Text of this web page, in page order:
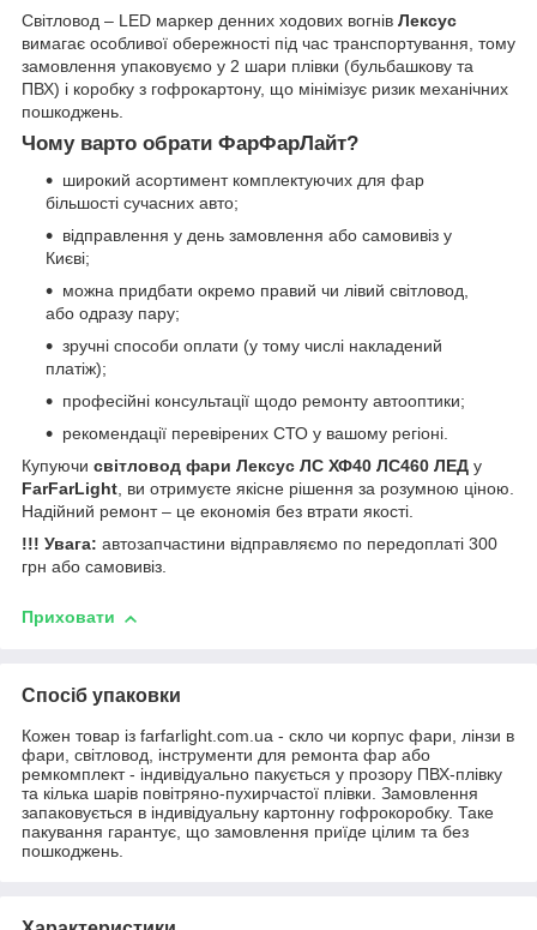
Світловод – LED маркер денних ходових вогнів Лексус
вимагає особливої обережності під час транспортування, тому
замовлення упаковуємо у 2 шари плівки (бульбашкову та
ПВХ) і коробку з гофрокартону, що мінімізує ризик механічних
пошкоджень.
Чому варто обрати ФарФарЛайт?
широкий асортимент комплектуючих для фар
більшості сучасних авто;
відправлення у день замовлення або самовивіз у
Києві;
можна придбати окремо правий чи лівий світловод,
або одразу пару;
зручні способи оплати (у тому числі накладений
платіж);
професійні консультації щодо ремонту автооптики;
рекомендації перевірених СТО у вашому регіоні.
Купуючи світловод фари Лексус ЛС ХФ40 ЛС460 ЛЕД у
FarFarLight, ви отримуєте якісне рішення за розумною ціною.
Надійний ремонт – це економія без втрати якості.
!!! Увага: автозапчастини відправляємо по передоплаті 300
грн або самовивіз.
Приховати
Спосіб упаковки
Кожен товар із farfarlight.com.ua - скло чи корпус фари, лінзи в
фари, світловод, інструменти для ремонта фар або
ремкомплект - індивідуально пакується у прозору ПВХ-плівку
та кілька шарів повітряно-пухирчастої плівки. Замовлення
запаковується в індивідуальну картонну гофрокоробку. Таке
пакування гарантує, що замовлення приїде цілим та без
пошкоджень.